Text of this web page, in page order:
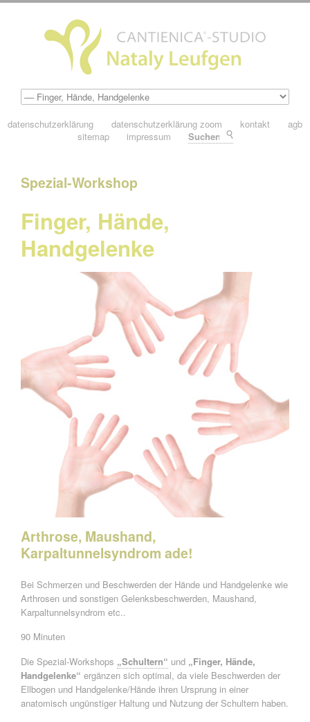
datenschutzerklärung datenschutzerklärung zoom kontakt
agb
sitemap
impressum
Spezial-Workshop
Finger, Hände,
Handgelenke
Arthrose, Maushand,
Karpaltunnelsyndrom ade!
Bei Schmerzen und Beschwerden der Hände und Handgelenke wie
Arthrosen und sonstigen Gelenksbeschwerden, Maushand,
Karpaltunnelsyndrom etc..
90 Minuten
Die Spezial-Workshops „Schultern“ und „Finger, Hände,
Handgelenke“ ergänzen sich optimal, da viele Beschwerden der
Ellbogen und Handgelenke/Hände ihren Ursprung in einer
anatomisch ungünstiger Haltung und Nutzung der Schultern haben.